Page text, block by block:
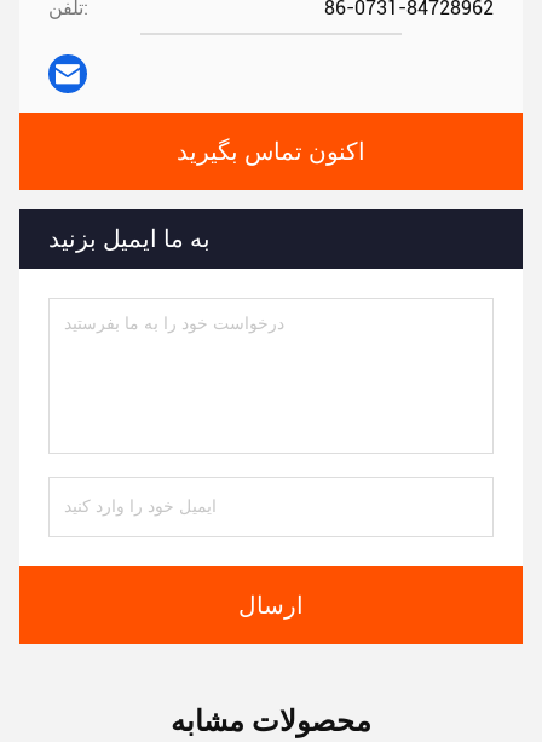
تلفن: 86-0731-84728962
اکنون تماس بگیرید
به ما ایمیل بزنید
ارسال
محصولات مشابه